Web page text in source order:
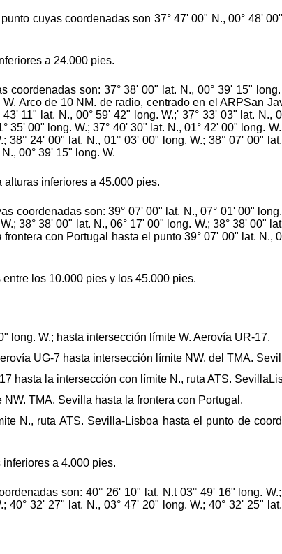
cuyas coordenadas son 37° 47' 00" N., 00° 48'
a 24.000 pies.
son: 37° 38' 00" lat. N., 00° 39' 15" long.
Arco de 10 NM. de radio, centrado en el ARPSan
11" lat. N., 00° 59' 42" long. W.;' 37° 33' 03" lat. N.,
35' 00" long. W.; 37° 40' 30" lat. N., 01° 42' 00" long.
38° 24' 00" lat. N., 01° 03' 00" long. W.; 38° 07' 00"
00° 39' 15" long. W.
inferiores a 45.000 pies.
coordenadas son: 39° 07' 00" lat. N., 07° 01' 00"
38° 38' 00" lat. N., 06° 17' 00" long. W.; 38° 38' 00"
con Portugal hasta el punto 39° 07' 00" lat. N.,
los 10.000 pies y los 45.000 pies.
long. W.; hasta intersección límite W. Aerovía UR-17.
UG-7 hasta intersección límite NW. del TMA.
hasta la intersección con límite N., ruta ATS.
TMA. Sevilla hasta la frontera con Portugal.
N., ruta ATS. Sevilla-Lisboa hasta el punto de
a 4.000 pies.
son: 40° 26' 10" lat. N.t 03° 49' 16" long.
40° 32' 27" lat. N., 03° 47' 20" long. W.; 40° 32' 25"